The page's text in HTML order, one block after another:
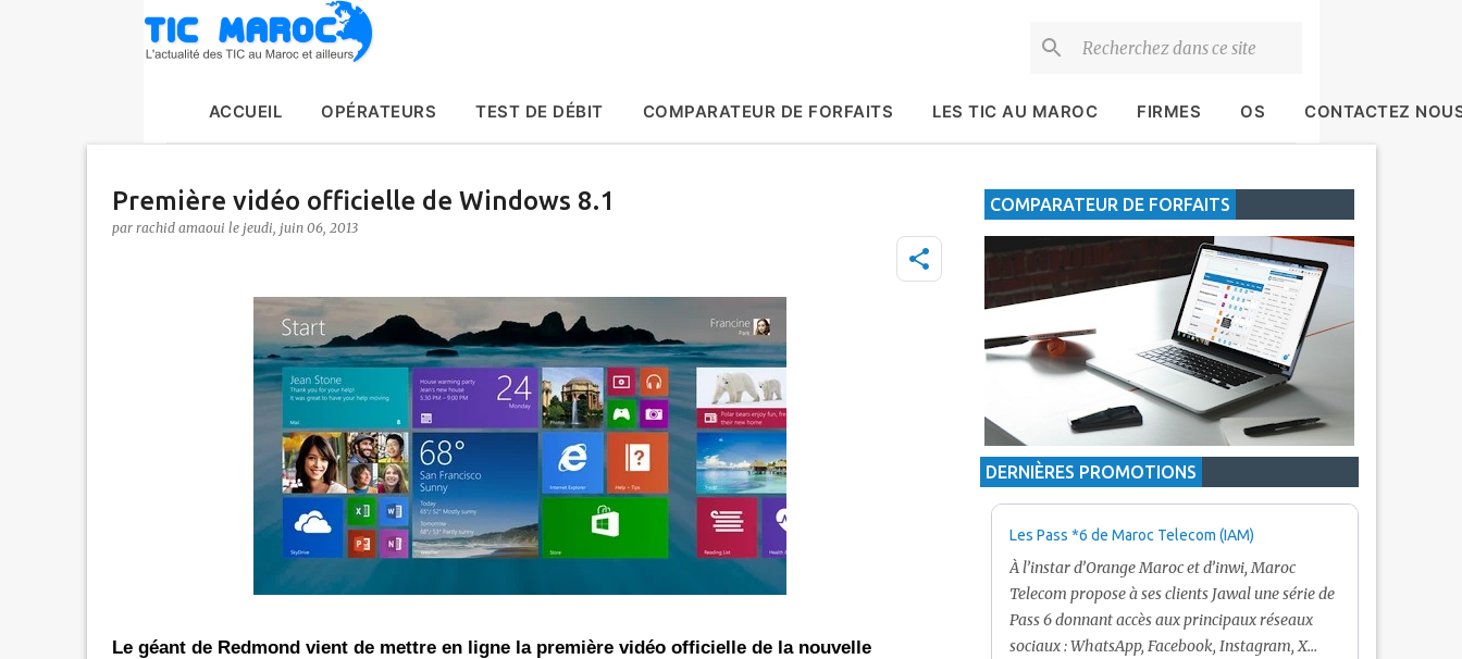
ACCUEIL OPÉRATEURS TEST DE DÉBIT COMPARATEUR DE FORFAITS LES TIC AU MAROC FIRMES OS CONTACTEZ
Première vidéo officielle de Windows 8.1
par rachid amaoui le jeudi, juin 06, 2013
Le géant de Redmond vient de mettre en ligne la première vidéo officielle de la nouvelle
COMPARATEUR DE FORFAITS
DERNIÈRES PROMOTIONS
d'une offre promotionnelle qui
Promotion inwi: L'illimité vers les réseaux sociaux
avec *6
A l'instar de Maroc Telecom et Orange, inwi fait
certains réseaux sociaux. A 5 Dh, le client aura
Promotion Orange Maroc: Recharge x25 +
Internet
Nouveau! Orange Maroc multiplie les recharges
pour toute recharge de 30 Dh ou plus. De plus,
Les Pass *6 de Maroc Telecom (IAM)
À l’instar d’Orange Maroc et d’inwi, Maroc
Telecom propose à ses clients Jawal une série de
Pass 6 donnant accès aux principaux réseaux
sociaux : WhatsApp, Facebook, Instagram, X